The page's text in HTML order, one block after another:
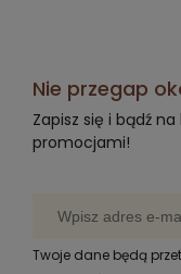
Nie przegap
Zapisz się i bądź
promocjami!
Twoje dane będą